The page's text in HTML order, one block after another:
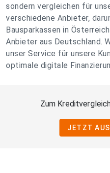
sondern vergleichen für
verschiedene Anbieter,
Bausparkassen in
Anbieter aus Deutschland.
unser Service für unsere
optimale digitale
Zum
JETZT